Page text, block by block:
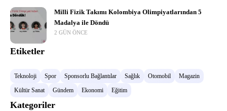
Milli Fizik Takımı Kolombiya Olimpiyatlarından 5
Madalya ile Döndü
2 GÜN ÖNCE
Etiketler
Teknoloji Spor Sponsorlu Bağlantılar Sağlık Otomobil
Magazin
Kültür Sanat
Gündem Ekonomi Eğitim
Kategoriler